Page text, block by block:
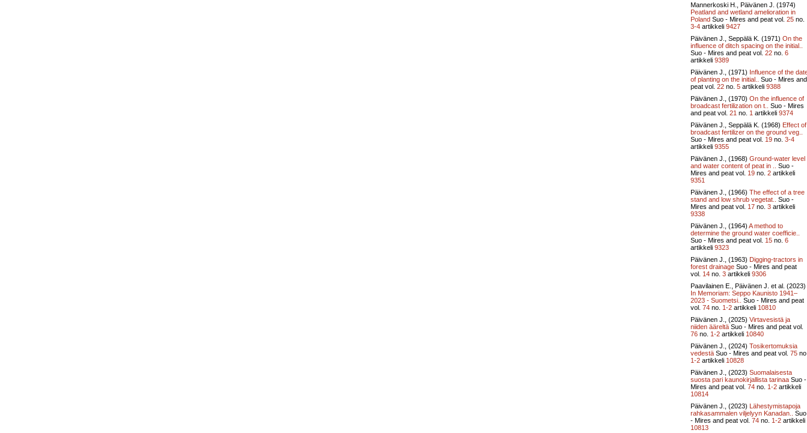
Mannerkoski H., Päivänen J. (1974)
Peatland and wetland amelioration in
Poland Suo - Mires and peat vol. 25 no.
3-4 artikkeli 9427
Päivänen J., Seppälä K. (1971) On the
influence of ditch spacing on the initial..
Suo - Mires and peat vol. 22 no. 6
artikkeli 9389
Päivänen J., (1971) Influence of the
of planting on the initial..
Suo - Mires and
peat vol. 22 no. 5 artikkeli 9388
Päivänen J., (1970) On the influence of
broadcast fertilization on t..
Suo - Mires
and peat vol. 21 no. 1 artikkeli 9374
Päivänen J., Seppälä K. (1968) Effect of
broadcast fertilizer on the ground veg..
Suo - Mires and peat vol. 19 no. 3-4
artikkeli 9355
Päivänen J., (1968) Ground-water level
and water content of peat in ..
Suo -
Mires and peat vol. 19 no. 2 artikkeli
9351
Päivänen J., (1966) The effect of a tree
stand and low shrub vegetat..
Suo -
Mires and peat vol. 17 no. 3 artikkeli
9338
Päivänen J., (1964) A method to
determine the ground water coefficie..
Suo - Mires and peat vol. 15 no. 6
artikkeli 9323
Päivänen J., (1963) Digging-tractors in
forest drainage Suo - Mires and peat
vol. 14 no. 3 artikkeli 9306
Paavilainen E., Päivänen J. et al. (2023)
In Memoriam: Seppo Kaunisto 1941–
2023 - Suometsi..
Suo - Mires and peat
vol. 74 no. 1-2 artikkeli 10810
Päivänen J., (2025) Virtavesistä ja
niiden ääreltä Suo - Mires and peat vol.
76 no. 1-2 artikkeli 10840
Päivänen J., (2024) Tosikertomuksia
vedestä Suo - Mires and peat vol. 75
1-2 artikkeli 10828
Päivänen J., (2023) Suomalaisesta
suosta pari kaunokirjallista tarinaa Suo -
Mires and peat vol. 74 no. 1-2 artikkeli
10814
Päivänen J., (2023) Lähestymistapoja
rahkasammalen viljelyyn Kanadan..
Suo
- Mires and peat vol. 74 no. 1-2 artikkeli
10813